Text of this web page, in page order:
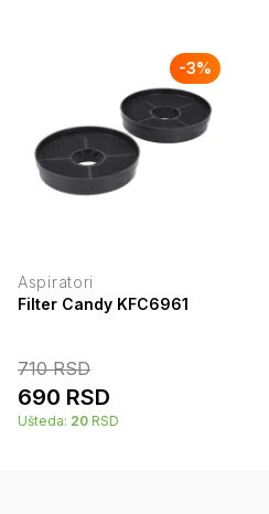
-3%
Aspiratori
Filter Candy KFC6961
710RSD
690 RSD
Ušteda: 20 RSD